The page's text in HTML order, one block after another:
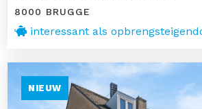
8000 BRUGGE
interessant als
NIEUW